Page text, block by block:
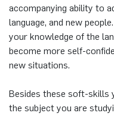
accompanying ability to
language, and new
your knowledge of the
become more self-
new situations.
Besides these soft-skills
the subject you are